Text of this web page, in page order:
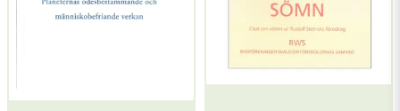
Ja, ni får publicera min fråga